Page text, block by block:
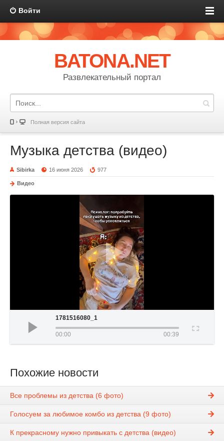
Войти
BATONA.NET
Развлекательный портал
Полная версия сайта
Музыка детства (видео)
Sibirka 16 июня 2026 977
Видео
1781516080_1
00:00 00:39
Похожие новости
Все проблемы из детства (6 фото)
Голосуем за любимое комбо из детства (9 фото)
К прекрасному нужно привыкать с детства (видео)